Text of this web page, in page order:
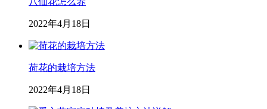
2022年4月18日
荷花的栽培方法
2022年4月18日